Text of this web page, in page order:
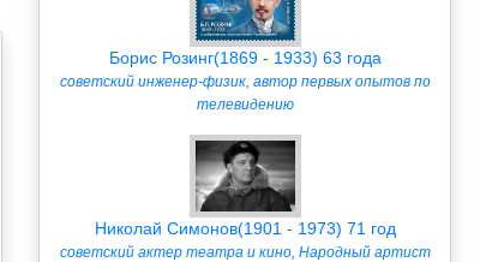
Борис Розинг(1869 - 1933) 63 года
советский инженер-физик, автор первых опытов по
телевидению
Николай Симонов(1901 - 1973) 71 год
советский актер театра и кино, Народный артист